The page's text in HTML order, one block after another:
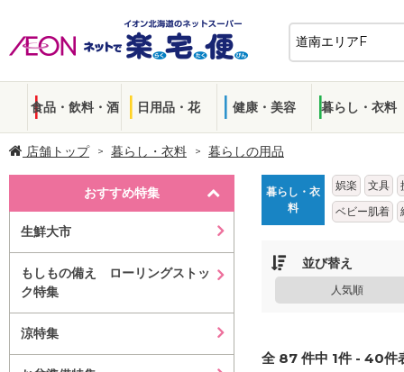
食品・飲料・酒 日用品・花 健康・美容 暮らし・衣料
店舗トップ 暮らし・衣料 暮らしの用品
おすすめ特集
生鮮大市
もしもの備え ローリングストッ
ク特集
涼特集
暮らし・衣
料
娯楽 文具
ベビー肌着
並び替え
人気順
全 87 件中 1件 - 40件